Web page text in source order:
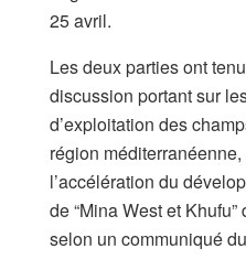
25 avril.
Les deux parties ont
discussion portant sur
d’exploitation des
région
l’accélération du
de “Mina West et
selon un communiqué